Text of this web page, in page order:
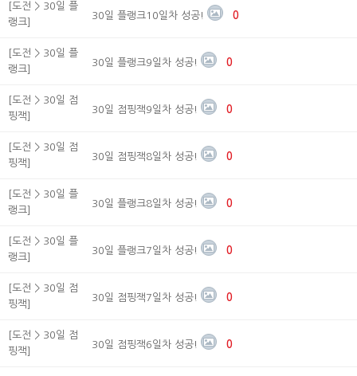
[도전 > 30일 플
랭크]
30일 플랭크10일차 성공! 0
[도전 > 30일 플
랭크]
30일 플랭크9일차 성공! 0
[도전 > 30일 점
핑잭]
30일 점핑잭9일차 성공! 0
[도전 > 30일 점
핑잭]
30일 점핑잭8일차 성공! 0
[도전 > 30일 플
랭크]
30일 플랭크8일차 성공! 0
[도전 > 30일 플
랭크]
30일 플랭크7일차 성공! 0
[도전 > 30일 점
핑잭]
30일 점핑잭7일차 성공! 0
[도전 > 30일 점
핑잭]
30일 점핑잭6일차 성공! 0